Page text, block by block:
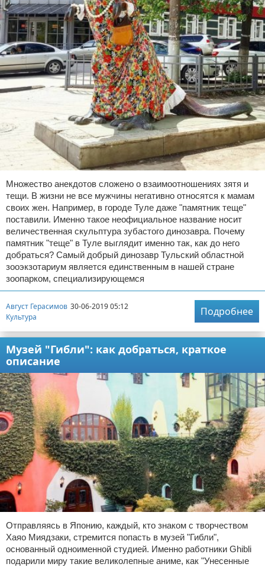
Множество анекдотов сложено о взаимоотношениях зятя и
тещи. В жизни не все мужчины негативно относятся к мамам
своих жен. Например, в городе Туле даже "памятник теще"
поставили. Именно такое неофициальное название носит
величественная скульптура зубастого динозавра. Почему
памятник "теще" в Туле выглядит именно так, как до него
добраться? Самый добрый динозавр Тульский областной
зооэкзотариум является единственным в нашей стране
зоопарком, специализирующемся
Август Герасимов 30-06-2019 05:12
Культура
Подробнее
Музей "Гибли": как добраться, краткое
описание
Отправляясь в Японию, каждый, кто знаком с творчеством
Хаяо Миядзаки, стремится попасть в музей "Гибли",
основанный одноименной студией. Именно работники Ghibli
подарили миру такие великолепные аниме, как "Унесенные